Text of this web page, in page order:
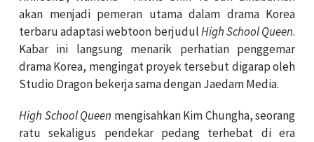
akan menjadi pemeran utama dalam drama Korea
terbaru adaptasi webtoon berjudulHigh School Queen.
Kabar ini langsung menarik perhatian penggemar
drama Korea, mengingat proyek tersebut digarap oleh
Studio Dragon bekerja sama dengan Jaedam Media.
High School Queen mengisahkan Kim Chungha, seorang
ratu sekaligus pendekar pedang terhebat di era